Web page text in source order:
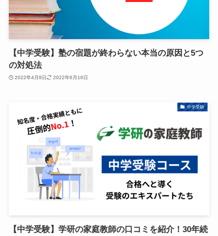
【中学受験】塾の宿題が終わらない本当の原因と5つ
の対処法
2022年4月8日 2022年6月16日
中学受験
【中学受験】学研の家庭教師の口コミを紹介！30年続